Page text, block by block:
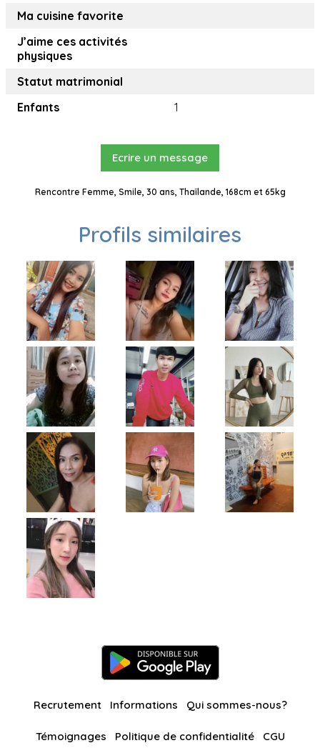
Ma cuisine favorite
J’aime ces activités
physiques
Statut matrimonial
Enfants
1
Ecrire un message
Rencontre Femme, Smile, 30 ans, Thaïlande, 168cm et 65kg
Profils similaires
Recrutement Informations Qui sommes-nous?
Témoignages Politique de confidentialité CGU